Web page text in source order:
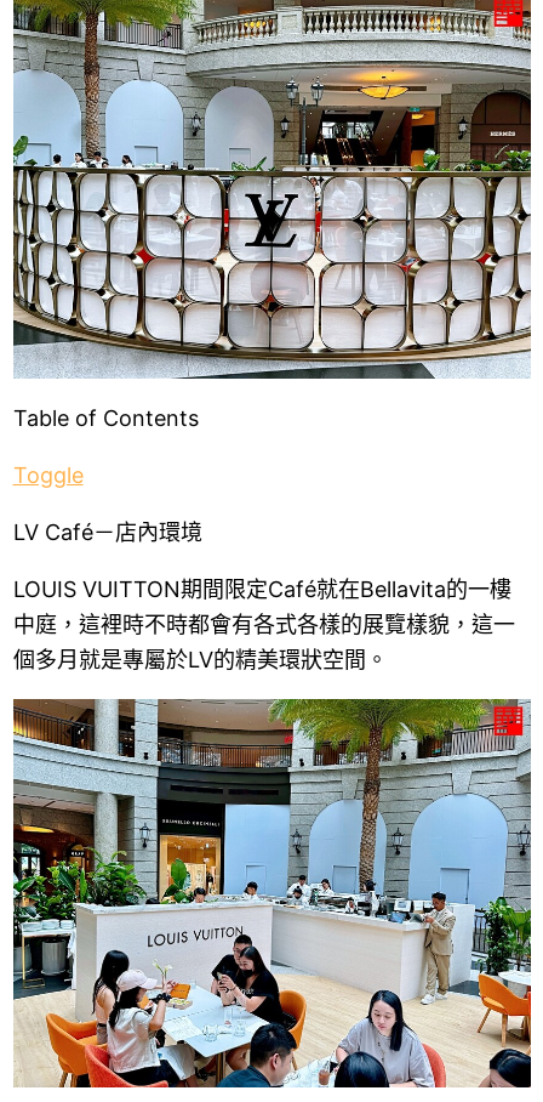
Table of Contents
Toggle
LV Café－店內環境
LOUIS VUITTON期間限定Café就在Bellavita的一樓
中庭，這裡時不時都會有各式各樣的展覽樣貌，這一
個多月就是專屬於LV的精美環狀空間。